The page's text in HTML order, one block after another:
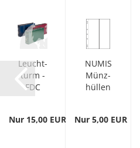
Leucht­
turm -
FDC
Schutz­
Nur 15,00 EUR
NUMIS
Münz­
hül­len
Nur 5,00 EUR